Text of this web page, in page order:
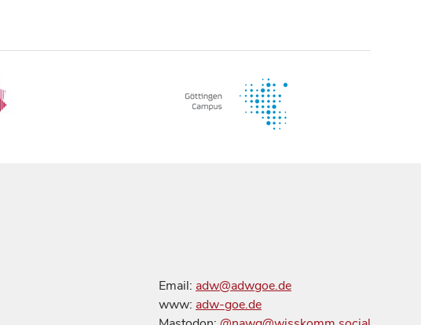
Email: adw@adwgoe.de
www: adw-goe.de